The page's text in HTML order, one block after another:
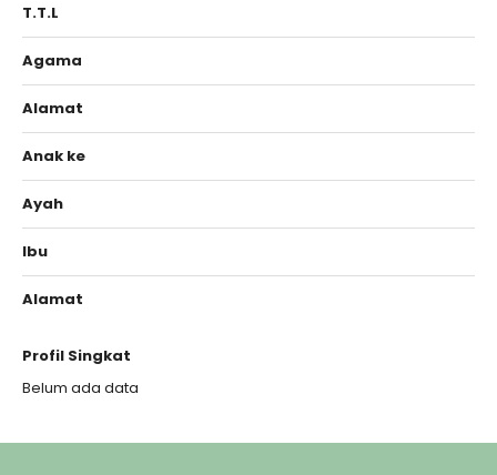
T.T.L
Agama
Alamat
Anak ke
Ayah
Ibu
Alamat
Profil Singkat
Belum ada data